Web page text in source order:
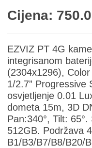
Cijena:
EZVIZ PT 4G
integrisanom
(2304x1296),
1/2.7” Progressive
osvjetljenje 0.01
dometa 15m, 3D
Pan:340°, Tilt:
512GB. Podržava
B1/B3/B7/B8/B20/